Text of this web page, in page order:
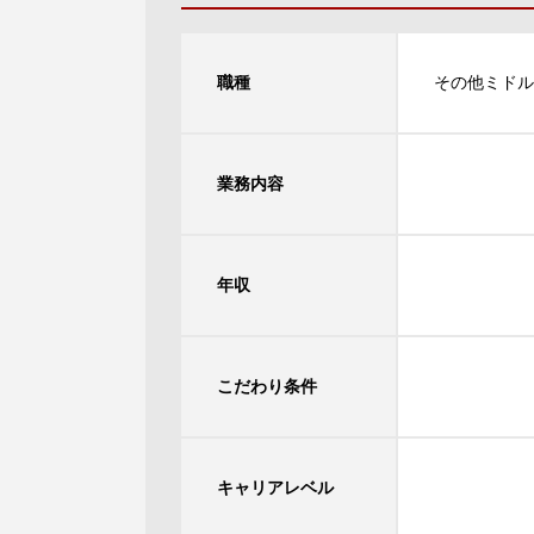
職種 その他ミド
業務内容
年収
こだわり条件
キャリアレベル